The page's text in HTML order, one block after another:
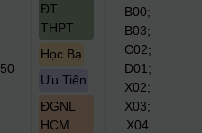
50
ĐT
THPT
Học Bạ
Ưu Tiên
ĐGNL
HCM
B00;
B03;
C02;
D01;
X02;
X03;
X04